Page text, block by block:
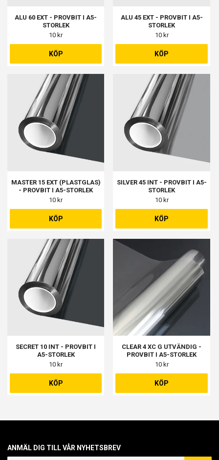
ALU 60 EXT - PROVBIT I A5-
STORLEK
10 kr
KÖP
ALU 45 EXT - PROVBIT I A5-
STORLEK
10 kr
KÖP
MASTER 15 EXT (PLASTGLAS)
- PROVBIT I A5-STORLEK
10 kr
KÖP
SILVER 45 INT - PROVBIT I A5-
STORLEK
10 kr
KÖP
SECRET 10 INT - PROVBIT I
A5-STORLEK
10 kr
KÖP
CLEAR 4 XC G UTVÄNDIG -
PROVBIT I A5-STORLEK
10 kr
KÖP
ANMÄL DIG TILL VÅR NYHETSBREV